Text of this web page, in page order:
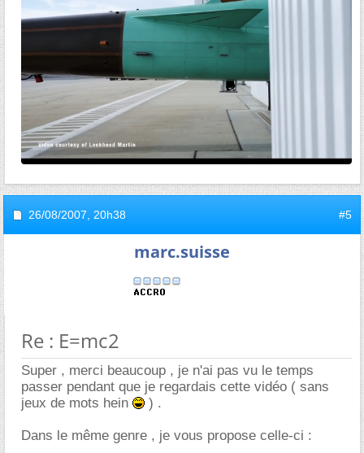
26/08/2007, 20h38 #5
marc.suisse
Re : E=mc2
Super , merci beaucoup , je n'ai pas vu le temps
passer pendant que je regardais cette vidéo ( sans
jeux de mots hein
) .
Dans le même genre , je vous propose celle-ci :